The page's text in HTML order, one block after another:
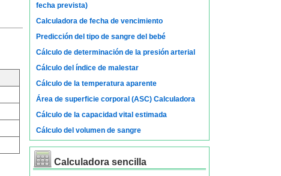
fecha prevista)
Calculadora de fecha de vencimiento
Predicción del tipo de sangre del bebé
Cálculo de determinación de la presión arterial
Cálculo del índice de malestar
Cálculo de la temperatura aparente
Área de superficie corporal (ASC) Calculadora
Cálculo de la capacidad vital estimada
Cálculo del volumen de sangre
Calculadora sencilla